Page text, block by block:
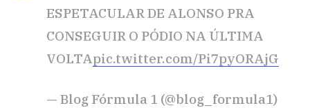
ESPETACULAR DE ALONSO PRA
CONSEGUIR O PÓDIO NA ÚLTIMA
VOLTApic.twitter.com/Pi7pyORAjG
— Blog Fórmula 1 (@blog_formula1)